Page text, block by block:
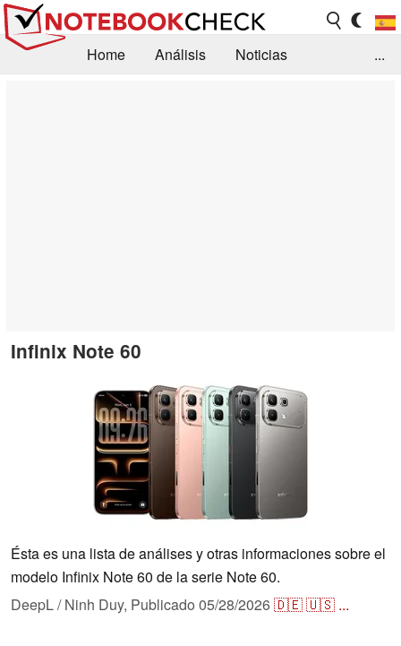
Home Análisis
Noticias
...
Infinix Note 60
Ésta es una lista de análises y otras informaciones sobre el
modelo Infinix Note 60 de la serie Note 60.
DeepL / Ninh Duy, Publicado 05/28/2026🇩🇪🇺🇸 ...